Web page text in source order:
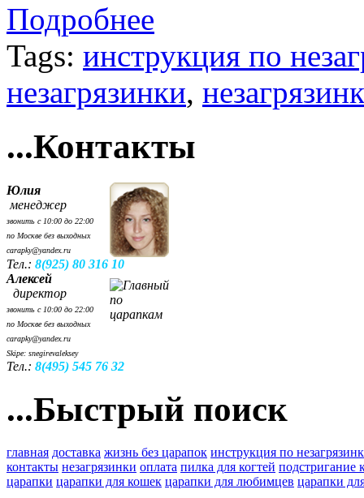
Подробнее
Tags: инструкция по
незагрязинки,
...Контакты
Юлия
менеджер
звонить с 10:00 до 22:00
по Москве без выходных
carapky@yandex.ru
Тел.: 8(925) 80 316 10
Алексей
директор
звонить с 10:00 до 22:00
по Москве без выходных
carapky@yandex.ru
Skipe: snegirevaleksey
Тел.: 8(495) 545 76 32
...Быстрый поиск
главная доставка жизнь без царапок инструкция по
контакты незагрязинки оплата пилка для когтей подстригание
царапки царапки для кошек царапки для любимцев царапки